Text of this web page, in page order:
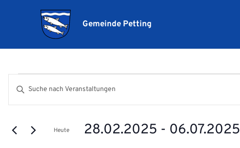
Gemeinde Petting
Veranstaltungen
Suche
und
Ansichten,
Navigation
Bitte
Suche
Heute 28.02.2025 - 06.07.2025